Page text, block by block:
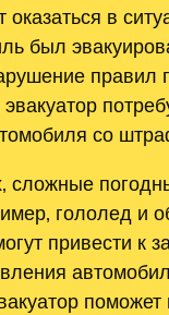
оказаться в
был
правил
со
сложные
гололед и
привести к
поможет